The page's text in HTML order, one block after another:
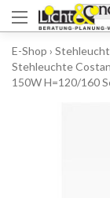
E-Shop ›
Stehleuchte
150W H=120/160